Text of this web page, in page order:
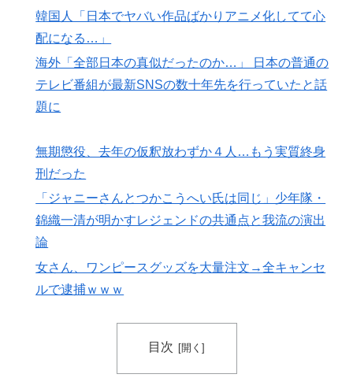
▶ 若手女性教員「学校ではうんこやおならはしない」
▶ 英国人「ようこそ」冨安健洋、クリスタルパレス加入が
決定的に！メディカル検査をパス！現地サポが歓迎！ア
ーセナルファンも祝福！【海外の反応】
▶ ガソリンスタンドで助けを求めた女性が連れ去られる瞬
▶ 韓国人「日本には韓国みたいなドラッグストアがないの
で韓国が羨ましくて羨ましくて仕方がないんだそうで
す」
▶ 外国人「2002年W杯は?」韓国サッカーに衝撃的不祥
事！W杯予選でレフリーへの性的接待発覚！海外騒然！
【海外の反応】
▶
【海外の反応】今永昇太、好調の秘訣はスマホ画面だと
【激震】韓国人「韓国サッカー協会、W杯・五輪で複数
韓国人「日本でヤバい作品ばかりアニメ化してて心
配になる…」
海外「全部日本の真似だったのか…」 日本の普通の
テレビ番組が最新SNSの数十年先を行っていたと話
題に
無期懲役、去年の仮釈放わずか４人…もう実質終身
刑だった
「ジャニーさんとつかこうへい氏は同じ」少年隊・
錦織一清が明かすレジェンドの共通点と我流の演出
論
女さん、ワンピースグッズを大量注文→全キャンセ
ルで逮捕ｗｗｗ
目次